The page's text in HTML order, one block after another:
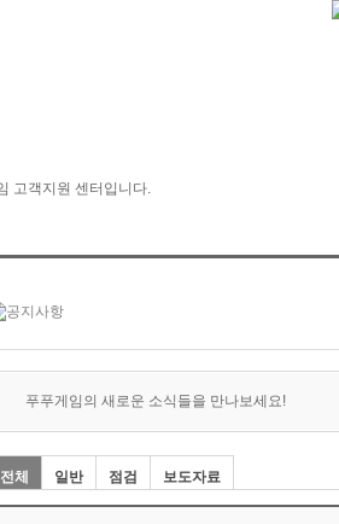
푸푸게임의 새로운 소식들을 만나보세요!
전체 일반 점검 보도자료